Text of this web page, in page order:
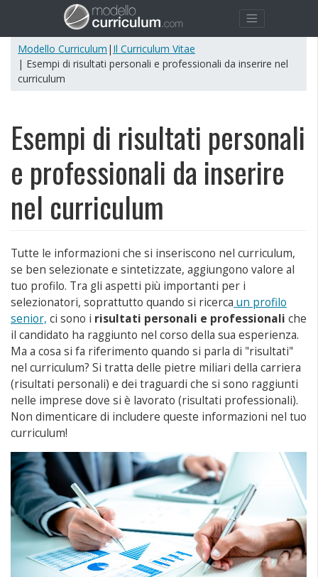
Modello Curriculum | Il Curriculum Vitae
| Esempi di risultati personali e professionali da inserire nel
curriculum
Esempi di risultati personali
e professionali da inserire
nel curriculum
Tutte le informazioni che si inseriscono nel curriculum,
se ben selezionate e sintetizzate, aggiungono valore al
tuo profilo. Tra gli aspetti più importanti per i
selezionatori, soprattutto quando si ricerca un profilo
senior, ci sono i risultati personali e professionali che
il candidato ha raggiunto nel corso della sua esperienza.
Ma a cosa si fa riferimento quando si parla di "risultati"
nel curriculum? Si tratta delle pietre miliari della carriera
(risultati personali) e dei traguardi che si sono raggiunti
nelle imprese dove si è lavorato (risultati professionali).
Non dimenticare di includere queste informazioni nel tuo
curriculum!